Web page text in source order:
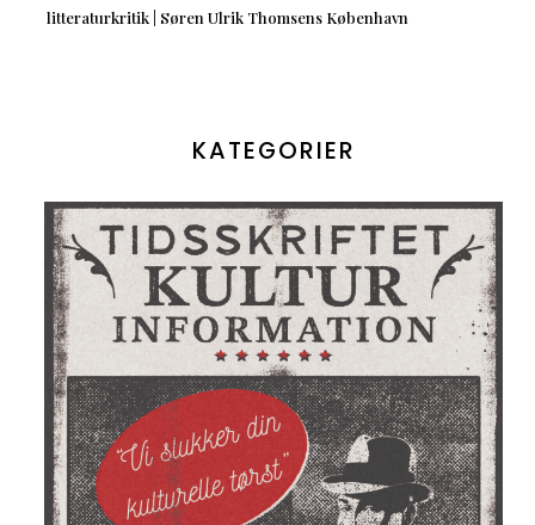
litteraturkritik | Søren Ulrik Thomsens København
KATEGORIER